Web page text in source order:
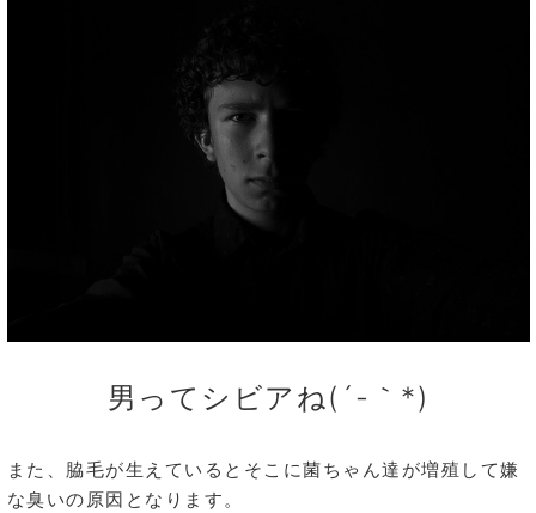
男ってシビアね(´-｀*)
また、脇毛が生えているとそこに菌ちゃん達が増殖して嫌
な臭いの原因となります。